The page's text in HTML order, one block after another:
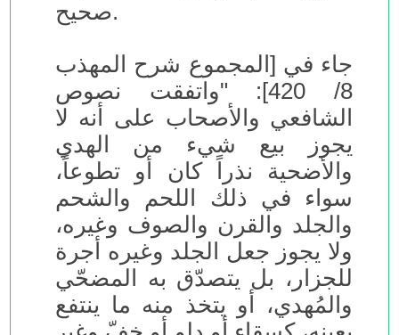
صحيح.
جاء في [المجموع شرح المهذب
8/ 420]: "واتفقت نصوص
الشافعي والأصحاب على أنه لا
يجوز بيع شيء من الهدي
والأضحية نذراً كان أو تطوعاً،
سواء في ذلك اللحم والشحم
والجلد والقرن والصوف وغيره،
ولا يجوز جعل الجلد وغيره أجرة
للجزار، بل يتصدّق به المضحّي
والمُهدي، أو يتخذ منه ما ينتفع